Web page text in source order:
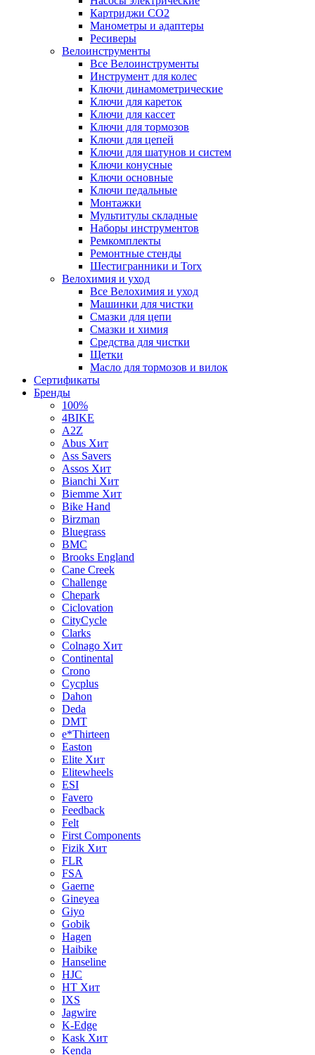
Картриджи CO2
Манометры и адаптеры
Ресиверы
Велоинструменты
Все Велоинструменты
Инструмент для колес
Ключи динамометрические
Ключи для кареток
Ключи для кассет
Ключи для тормозов
Ключи для цепей
Ключи для шатунов и систем
Ключи конусные
Ключи основные
Ключи педальные
Монтажки
Мультитулы складные
Наборы инструментов
Ремкомплекты
Ремонтные стенды
Шестигранники и Torx
Велохимия и уход
Все Велохимия и уход
Машинки для чистки
Смазки для цепи
Смазки и химия
Средства для чистки
Щетки
Масло для тормозов и вилок
Сертификаты
Бренды
100%
4BIKE
A2Z
Abus Хит
Ass Savers
Assos Хит
Bianchi Хит
Biemme Хит
Bike Hand
Birzman
Bluegrass
BMC
Brooks England
Cane Creek
Challenge
Chepark
Ciclovation
CityCycle
Clarks
Colnago Хит
Continental
Crono
Cycplus
Dahon
Deda
DMT
e*Thirteen
Easton
Elite Хит
Elitewheels
ESI
Favero
Feedback
Felt
First Components
Fizik Хит
FLR
FSA
Gaerne
Gineyea
Giyo
Gobik
Hagen
Haibike
Hanseline
HJC
HT Хит
IXS
Jagwire
K-Edge
Kask Хит
Kenda